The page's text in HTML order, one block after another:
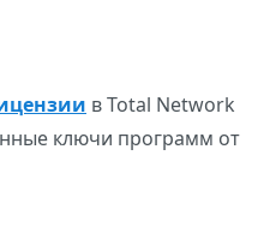
в Total Network
ключи программ от